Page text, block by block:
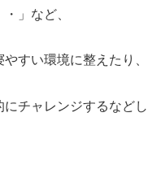
」など、
すい環境に整えたり、
チャレンジするなどし